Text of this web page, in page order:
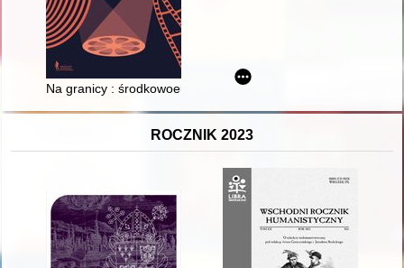
Na granicy : środkowoeuropejska przestrzeń kulturowa
ROCZNIK 2023